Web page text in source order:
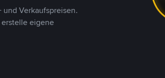
Verkaufspreisen.
eigene